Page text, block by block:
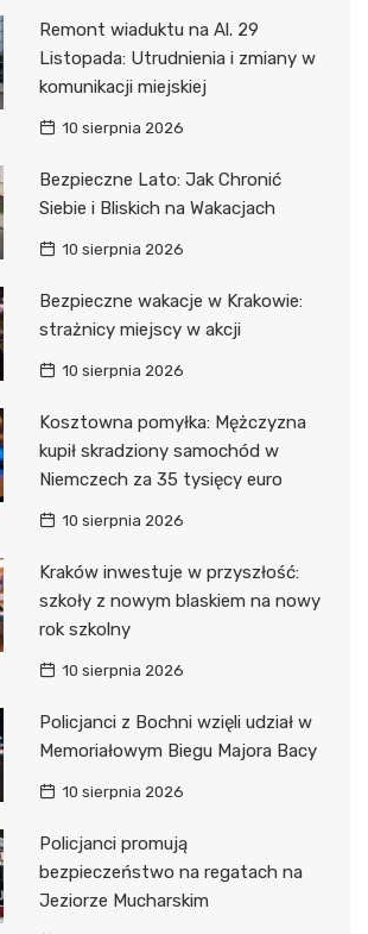
Remont wiaduktu na Al. 29
Listopada: Utrudnienia i zmiany w
komunikacji miejskiej
10 sierpnia 2026
Bezpieczne Lato: Jak Chronić
Siebie i Bliskich na Wakacjach
10 sierpnia 2026
Bezpieczne wakacje w Krakowie:
strażnicy miejscy w akcji
10 sierpnia 2026
Kosztowna pomyłka: Mężczyzna
kupił skradziony samochód w
Niemczech za 35 tysięcy euro
10 sierpnia 2026
Kraków inwestuje w przyszłość:
szkoły z nowym blaskiem na nowy
rok szkolny
10 sierpnia 2026
Policjanci z Bochni wzięli udział w
Memoriałowym Biegu Majora Bacy
10 sierpnia 2026
Policjanci promują
bezpieczeństwo na regatach na
Jeziorze Mucharskim